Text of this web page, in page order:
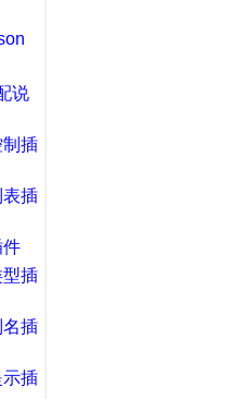
说
插
插
件
插
插
插